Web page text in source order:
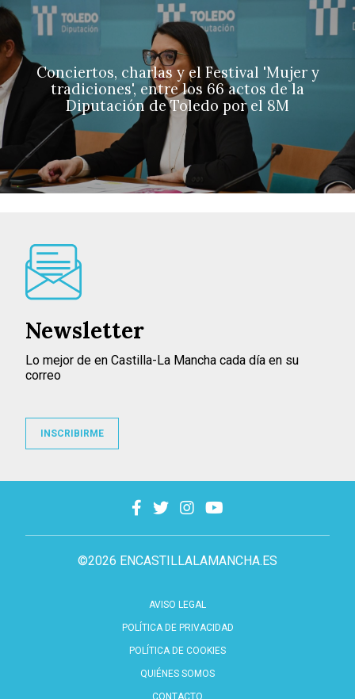
Conciertos, charlas y el Festival 'Mujer y
tradiciones', entre los 66 actos de la
Diputación de Toledo por el 8M
©2026 ENCASTILLALAMANCHA.ES
AVISO LEGAL
POLÍTICA DE PRIVACIDAD
POLÍTICA DE COOKIES
QUIÉNES SOMOS
CONTACTO
Newsletter
Lo mejor de en Castilla-La Mancha cada día en su
correo
INSCRIBIRME